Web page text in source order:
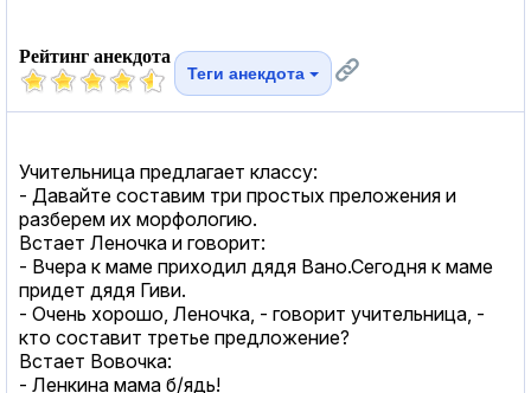
Рейтинг анекдота
Теги анекдота
Учительница предлагает классу:
- Давайте составим три простых преложения и
разберем их морфологию.
Встает Леночка и говорит:
- Вчера к маме приходил дядя Вано.Сегодня к маме
придет дядя Гиви.
- Очень хорошо, Леночка, - говорит учительница, -
кто составит третье предложение?
Встает Вовочка:
- Ленкина мама б/ядь!